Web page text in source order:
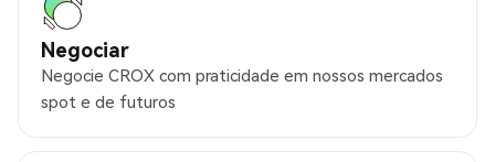
Negociar
Negocie CROX com praticidade em nossos mercados
spot e de futuros